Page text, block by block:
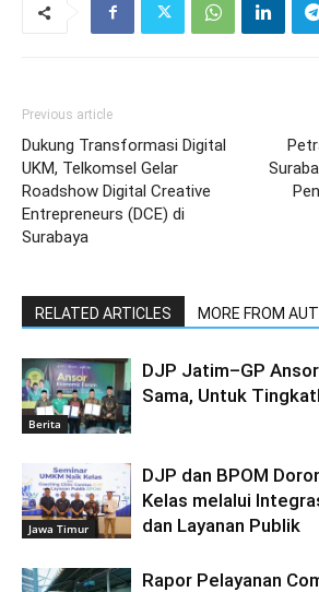
Previous article
Dukung Transformasi Digital
UKM, Telkomsel Gelar
Roadshow Digital Creative
Entrepreneurs (DCE) di
Surabaya
RELATED ARTICLES MORE FROM
Berita
DJP Jatim–GP
Sama, Untuk
Jawa Timur
DJP dan BPOM
Kelas melalui
dan Layanan Publik
Rapor Pelayanan